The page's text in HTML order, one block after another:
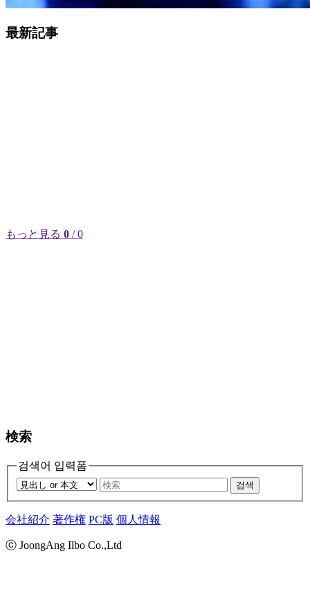
最新記事
もっと見る 0 / 0
検索
검색어 입력폼
검색
会社紹介 著作権 PC版 個人情報
ⓒ JoongAng Ilbo Co.,Ltd